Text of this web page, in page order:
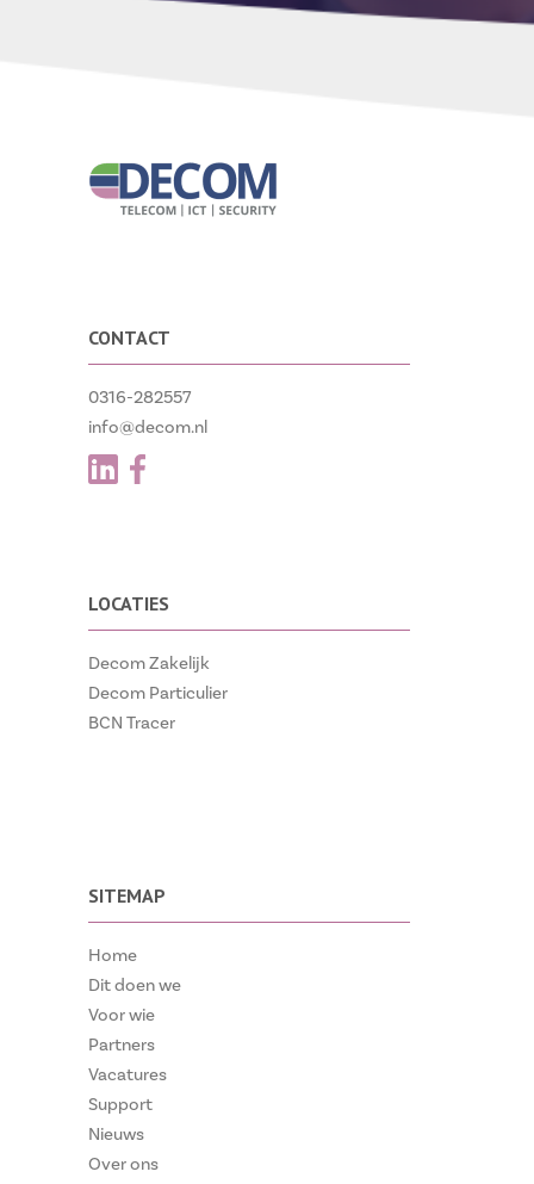
CONTACT
0316-282557
info@decom.nl
LOCATIES
Decom Zakelijk
Decom Particulier
BCN Tracer
SITEMAP
Home
Dit doen we
Voor wie
Partners
Vacatures
Support
Nieuws
Over ons